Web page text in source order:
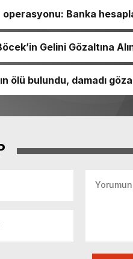
Banka
Gelini Gözaltına
ölü bulundu, damadı